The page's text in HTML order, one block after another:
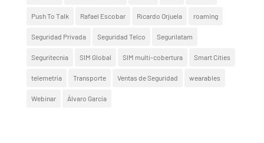
Push To Talk Rafael Escobar Ricardo Orjuela roaming
Seguridad Privada Seguridad Telco Segurilatam
Seguritecnia SIM Global SIM multi-cobertura Smart Cities
telemetría Transporte Ventas de Seguridad wearables
Webinar Álvaro García